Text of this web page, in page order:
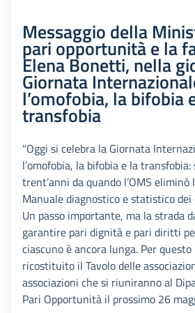
Messaggio della
pari opportunità e la
Elena Bonetti, nella
Giornata
l’omofobia, la bifobia
transfobia
"Oggi si celebra la Giornata
l’omofobia, la bifobia e la transfobia:
trent’anni da quando l’OMS eliminò
Manuale diagnostico e statistico
Un passo importante, ma la strada
garantire pari dignità e pari diritti
ciascuno è ancora lunga. Per
ricostituito il Tavolo delle
associazioni che si riuniranno al
Pari Opportunità il prossimo 26